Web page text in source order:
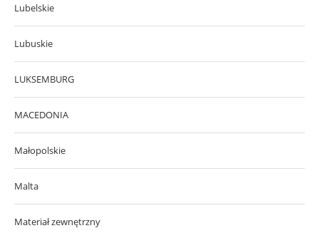
Lubelskie
Lubuskie
LUKSEMBURG
MACEDONIA
Małopolskie
Malta
Materiał zewnętrzny